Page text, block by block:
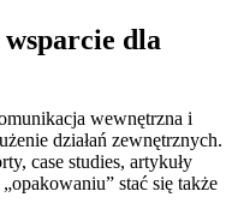
dla
wewnętrzna i
działań zewnętrznych.
case studies, artykuły
stać się także